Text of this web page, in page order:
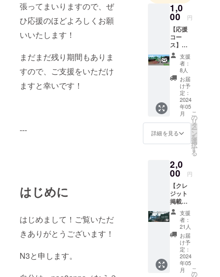
張ってまいりますので、ぜ
ひ応援のほどよろしくお願
いいたします！
まだまだ残り期間もありま
すので、ご支援をいただけ
ますと幸いです！
---
はじめに
はじめまして！ご覧いただ
きありがとうございます！
N3と申します。
1,0
00 円
【応援
コー
ス】
CAMPF
IRE内
メッ
セージ
機能に
て、
2024年
5月以降
に「①
感謝
メッ
セー
ジ」を
いたし
ます。
ご支援
ありが
とうご
ざいま
す！
支援
者：
8人
お届
け予
定：
2024
年05
月
詳細を見る
こ
の
リ
タ
ー
ン
を
選
択
す
る
2,0
00 円
【クレ
ジット
掲載
コー
ス】 ・
2024年
5～8月
頃実施
予定の
V2アッ
プデー
トに
支援
者：
21人
お届
け予
定：
2024
年05
月
こ
の